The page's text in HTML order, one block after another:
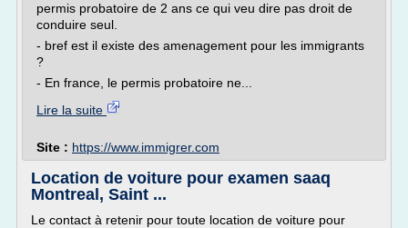
permis probatoire de 2 ans ce qui veu dire pas droit de
conduire seul.
- bref est il existe des amenagement pour les immigrants
?
- En france, le permis probatoire ne...
Lire la suite
Site : https://www.immigrer.com
Location de voiture pour examen saaq
Montreal, Saint ...
Le contact à retenir pour toute location de voiture pour